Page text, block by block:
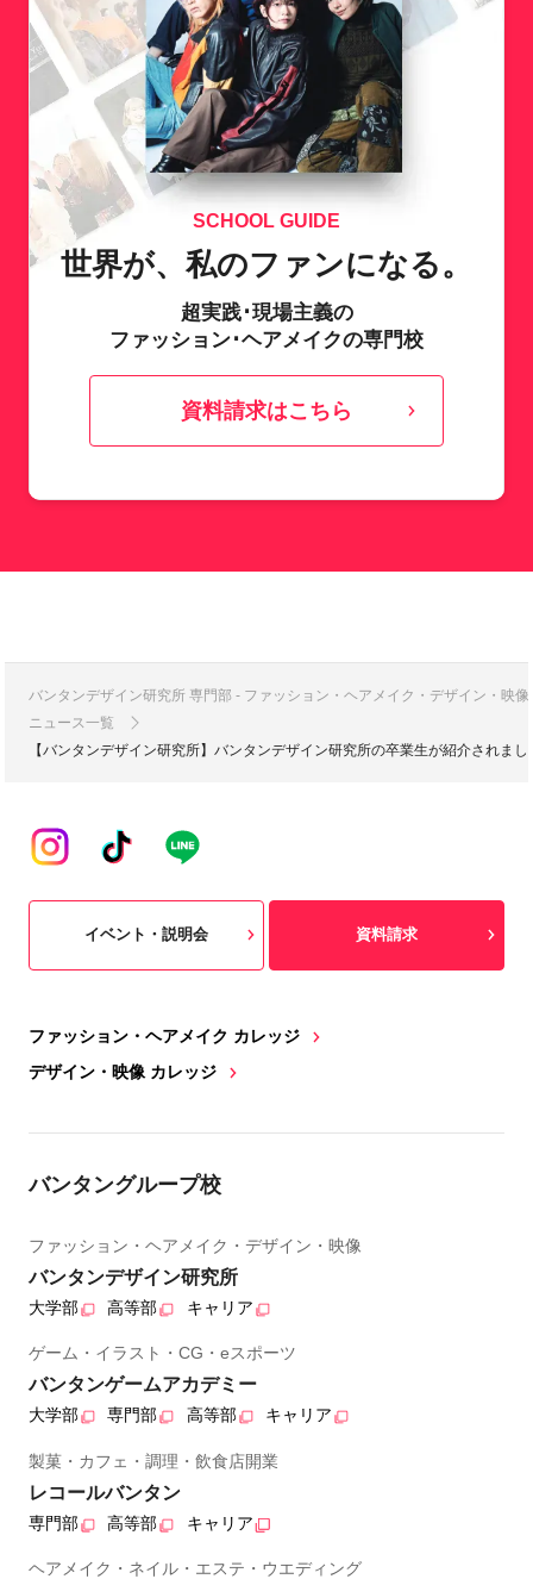
SCHOOL GUIDE
世界が、私のファンになる。
超実践･現場主義の
ファッション･ヘアメイクの専門校
資料請求はこちら
バンタンデザイン研究所 専門部 - ファッション・ヘアメイク・デザイン・映
ニュース一覧
【バンタンデザイン研究所】バンタンデザイン研究所の卒業生が紹介され
ファッション・ヘアメイク カレッジ
デザイン・映像 カレッジ
イベント・説明会 資料請求
バンタングループ校
ファッション・ヘアメイク・デザイン・映像
バンタンデザイン研究所
大学部 高等部 キャリア
ゲーム・イラスト・CG・eスポーツ
バンタンゲームアカデミー
大学部 専門部 高等部 キャリア
製菓・カフェ・調理・飲食店開業
レコールバンタン
専門部 高等部 キャリア
ヘアメイク・ネイル・エステ・ウエディング